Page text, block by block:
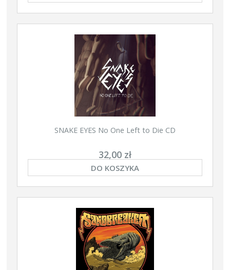
SNAKE EYES No One Left to Die CD
32,00 zł
DO KOSZYKA